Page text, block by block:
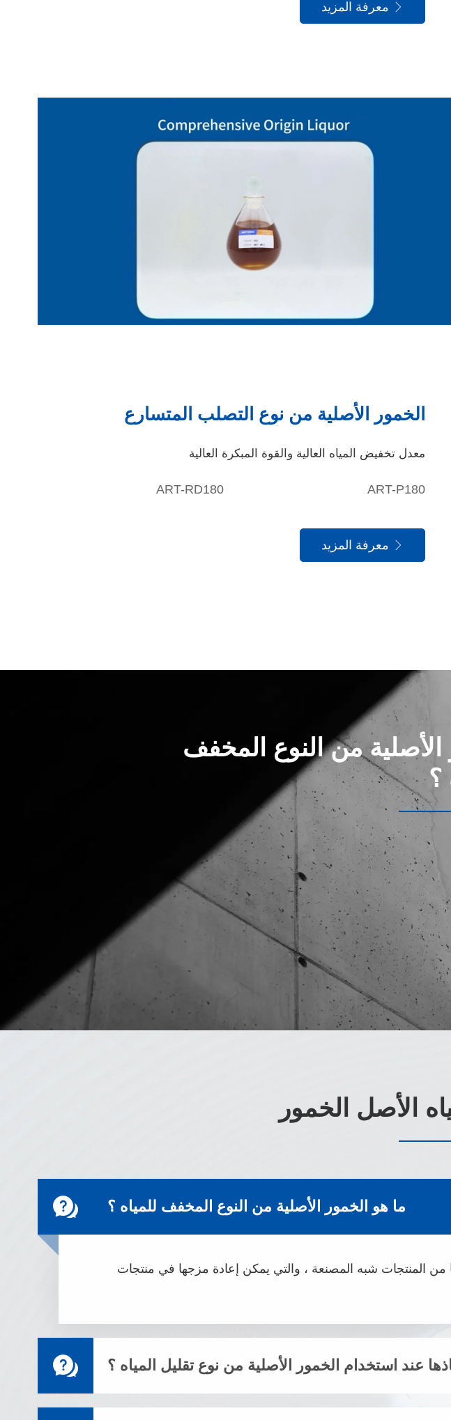

الخمور الأصلية من نوع التصلب المتسارع
معدل تخفيض المياه العالية والقوة المبكرة العالية
ART-RD180 ART-P180

الأصلية من النوع المخفف
؟
 ما هو الخمور الأصلية من النوع المخفف للمياه ؟
من المنتجات شبه المصنعة ، والتي يمكن إعادة مزجها في منتجات
 عند استخدام الخمور الأصلية من نوع تقليل المياه ؟